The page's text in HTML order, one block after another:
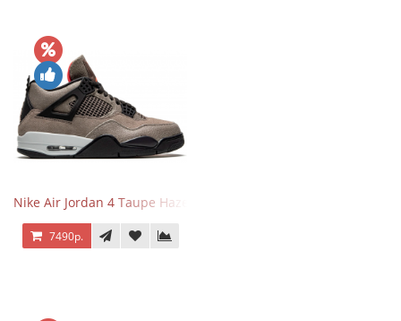
Nike Air Jordan 4 Taupe Haze
7490р.